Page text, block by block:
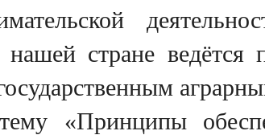
стране ведётся
«Принципы